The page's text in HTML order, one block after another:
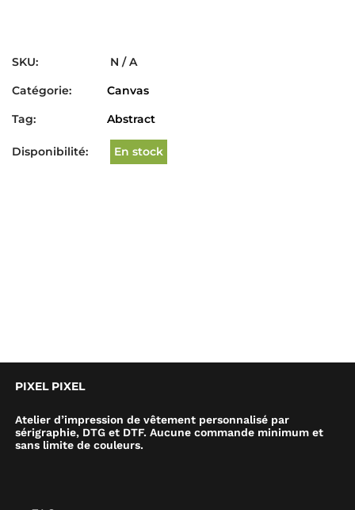
SKU:
N / A
Catégorie:
Canvas
Tag:
Abstract
Disponibilité: En stock
PIXEL PIXEL
Atelier d’impression de vêtement personnalisé par
sérigraphie, DTG et DTF. Aucune commande minimum et
sans limite de couleurs.